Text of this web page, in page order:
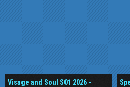
Visage and Soul S01 2026 -